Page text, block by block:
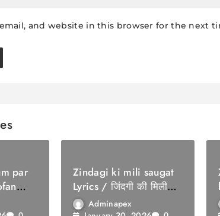
and website in this browser for the next
par
पर
Zindagi ki mili saugat
Lyrics / जिंदगी की मिली
सौगातAdminapex